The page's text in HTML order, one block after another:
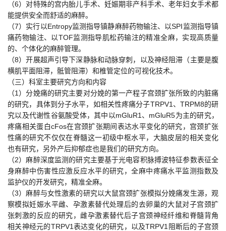
（6）对特殊的宫内胎儿手术、妊娠期非产科手术、老年妇女手术都
能提供安全而舒适的麻醉。
（7）实行以Entropy监测指导镇静麻醉药物输注、以SPI监测指导镇
痛药物输注、以TOF监测指导肌松药输注的精准全麻，实现高质量
的、个体化的麻醉管理。
（8）开展超声引导下深静脉和动脉穿刺，以及神经阻滞（主要是腹
横肌平面阻滞，骶管阻滞）和椎管定位的可视化技术。
（三）科室主要研究方向和内容
（1）分娩痛的研究主要对分娩的第一产程子宫颈扩张所致的内脏痛
的研究，具体到分子水平，如相关性疼痛分子TRPV1、TRPM8的研
究以及代谢性谷氨酸受体，其中以mGluR1、mGluR5为主的研究，
疼痛相关蛋白cFos在宫颈扩张期间表达水平变化的研究，宫颈扩张
性痛的研究不仅仅在脊髓这一初级中枢水平，大脑皮层的相关变化
也有研究，另外产后抑郁症也是我们的研究方向。
（2）麻醉深度监测的研究主要基于光电容积脉搏波特征参数表征全
身麻醉中伤害性应激反应水平的研究，全麻中疼痛水平监测指数及
监护仪的开发研究，精准全麻。
（3）麻醉与女性激素的研究以大鼠宫颈扩张模拟分娩痛发生源，观
察模拟妊娠水平雌、孕激素替代处理后的去卵巢的大鼠对子宫颈扩
张刺激的反应的研究，雌孕激素替代后子宫颈神经纤维和脊髓背角
相关神经元的TRPV1表达变化的研究，以及TRPV1阻断后的子宫颈